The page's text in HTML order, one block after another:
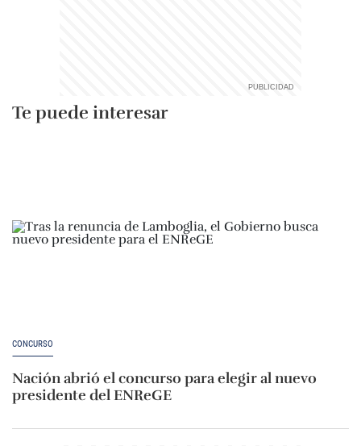
Te puede interesar
CONCURSO
Nación abrió el concurso para elegir al nuevo
presidente del ENReGE